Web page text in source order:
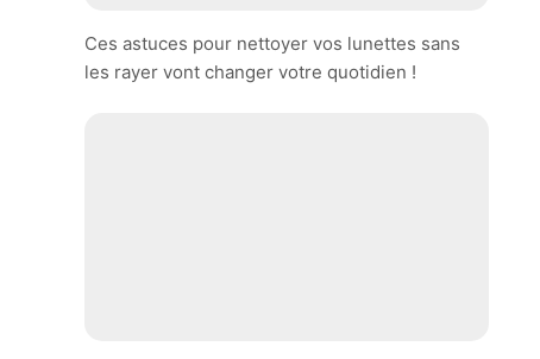
Ces astuces pour nettoyer vos lunettes sans
les rayer vont changer votre quotidien !